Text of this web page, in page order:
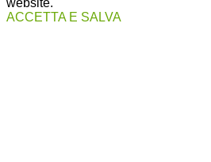
ACCETTA E SALVA